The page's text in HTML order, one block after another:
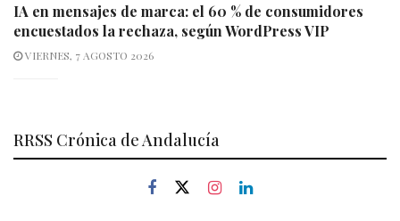
IA en mensajes de marca: el 60 % de consumidores
encuestados la rechaza, según WordPress VIP
VIERNES, 7 AGOSTO 2026
RRSS Crónica de Andalucía